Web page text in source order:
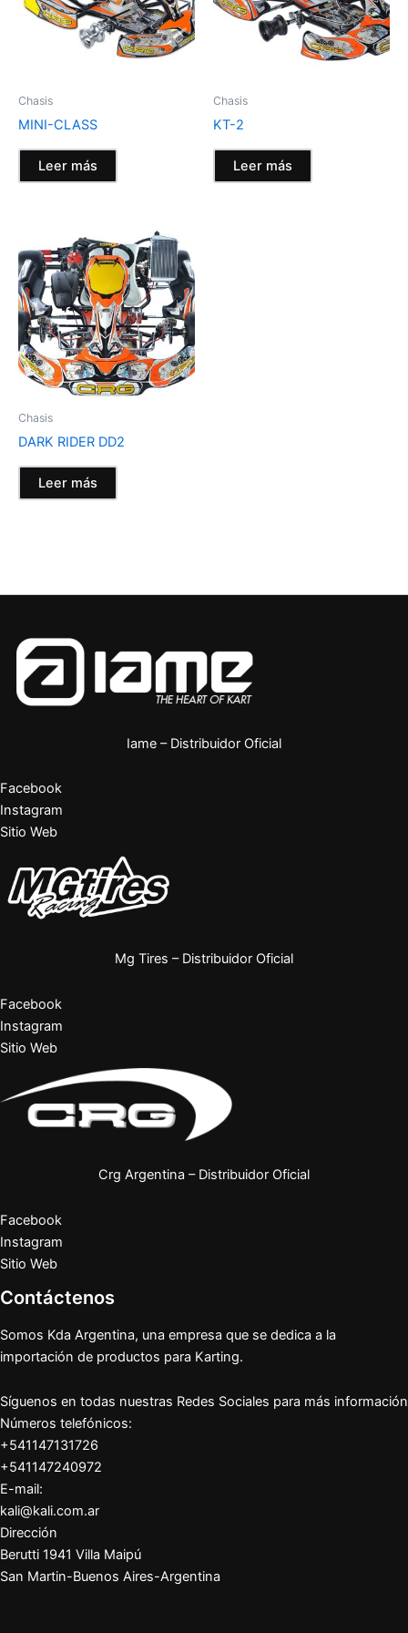
Chasis
MINI-CLASS
Leer más
Chasis
KT-2
Leer más
Chasis
DARK RIDER DD2
Leer más
Iame – Distribuidor Oficial
Facebook
Instagram
Sitio Web
Mg Tires – Distribuidor Oficial
Facebook
Instagram
Sitio Web
Crg Argentina – Distribuidor Oficial
Facebook
Instagram
Sitio Web
Contáctenos
Somos Kda Argentina, una empresa que se dedica a la
importación de productos para Karting.
Síguenos en todas nuestras Redes Sociales para más información
Números telefónicos:
+541147131726
+541147240972
E-mail:
kali@kali.com.ar
Dirección
Berutti 1941 Villa Maipú
San Martin-Buenos Aires-Argentina